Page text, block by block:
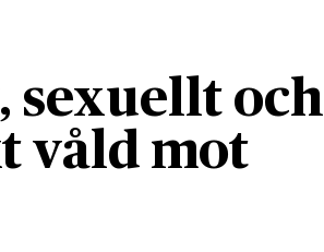
sexuellt och
våld mot